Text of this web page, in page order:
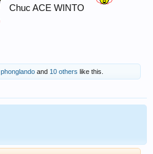
Chuc ACE WINTO
phonglando and 10 others like this.